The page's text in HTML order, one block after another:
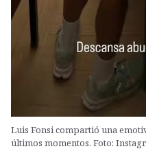
Luis Fonsi compartió una
últimos momentos. Foto: